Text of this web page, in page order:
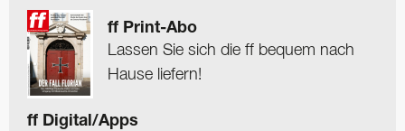
ff Print-Abo
Lassen Sie sich die ff bequem nach
Hause liefern!
ff Digital/Apps